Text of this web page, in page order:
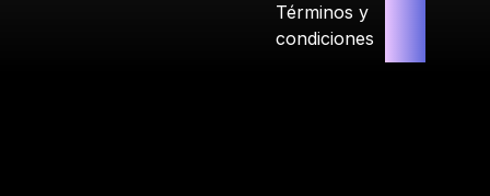
Términos y
condiciones